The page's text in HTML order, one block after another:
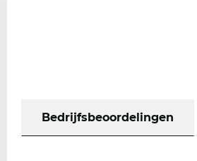
Bedrijfsbeoordelingen